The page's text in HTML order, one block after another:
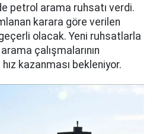
petrol arama ruhsatı verdi.
karara göre verilen
olacak. Yeni ruhsatlarla
çalışmalarının
kazanması bekleniyor.